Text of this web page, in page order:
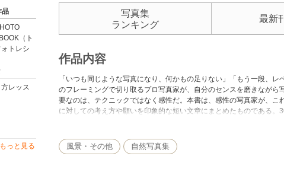
品
（ト
トレシ
レッス
もっと見る
写真集
ランキング
最新
作品内容
「いつも同じような写真になり、何かもの足りない」「もう一段、
のフレーミングで切り取るプロ写真家が、自分のセンスを磨きなが
要なのは、テクニックではなく感性だ。本書は、感性の写真家が、
に対しての考え方や願いを印象的な短い文章にまとめたものである
「野寺治孝の究極のベストセレクション」として価値ある写真集で
しむことなのだ。
風景・その他 自然写真集